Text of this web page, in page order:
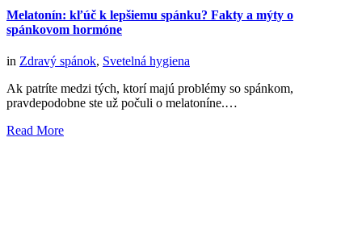
Melatonín: kľúč k lepšiemu spánku? Fakty a mýty o
spánkovom hormóne
in Zdravý spánok, Svetelná hygiena
Ak patríte medzi tých, ktorí majú problémy so spánkom,
pravdepodobne ste už počuli o melatoníne.…
Read More